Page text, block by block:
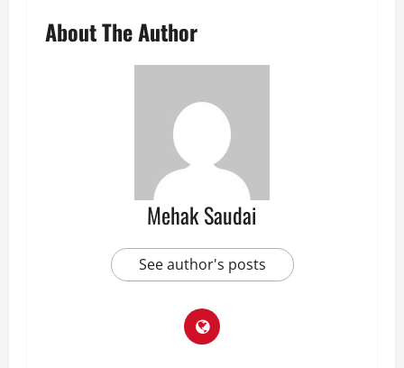
About The Author
Mehak Saudai
See author's posts